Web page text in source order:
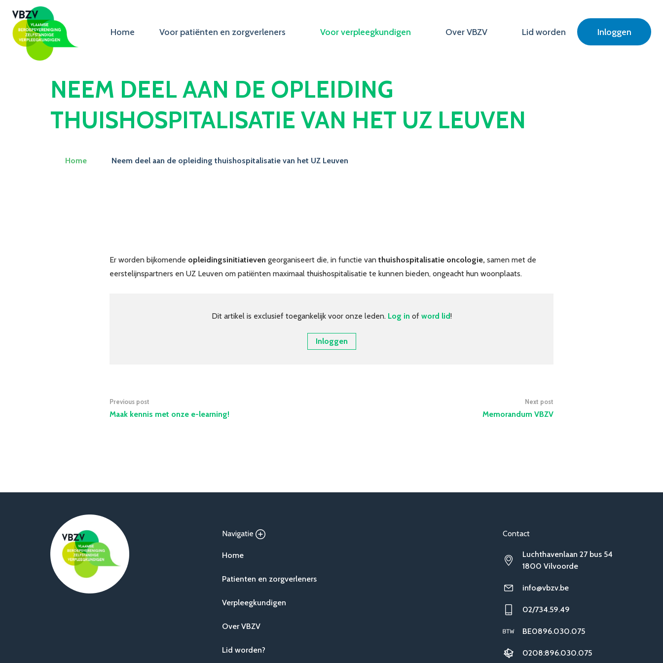
Home Voor patiënten en zorgverleners Voor verpleegkundigen Over VBZV Lid worden Inloggen
NEEM DEEL AAN DE OPLEIDING
THUISHOSPITALISATIE VAN HET UZ LEUVEN
Home Neem deel aan de opleiding thuishospitalisatie van het UZ Leuven
Er worden bijkomende opleidingsinitiatieven georganiseert die, in functie van thuishospitalisatie oncologie, samen met de
eerstelijnspartners en UZ Leuven om patiënten maximaal thuishospitalisatie te kunnen bieden, ongeacht hun woonplaats.
Dit artikel is exclusief toegankelijk voor onze leden. Log in of word lid!
Inloggen
Previous post
Maak kennis met onze e-learning!
Next post
Memorandum VBZV
Navigatie
Home
Patienten en zorgverleners
Verpleegkundigen
Over VBZV
Lid worden?
Contact
Luchthavenlaan 27 bus 54
1800 Vilvoorde
info@vbzv.be
02/734.59.49
BE0896.030.075
0208:896.030.075